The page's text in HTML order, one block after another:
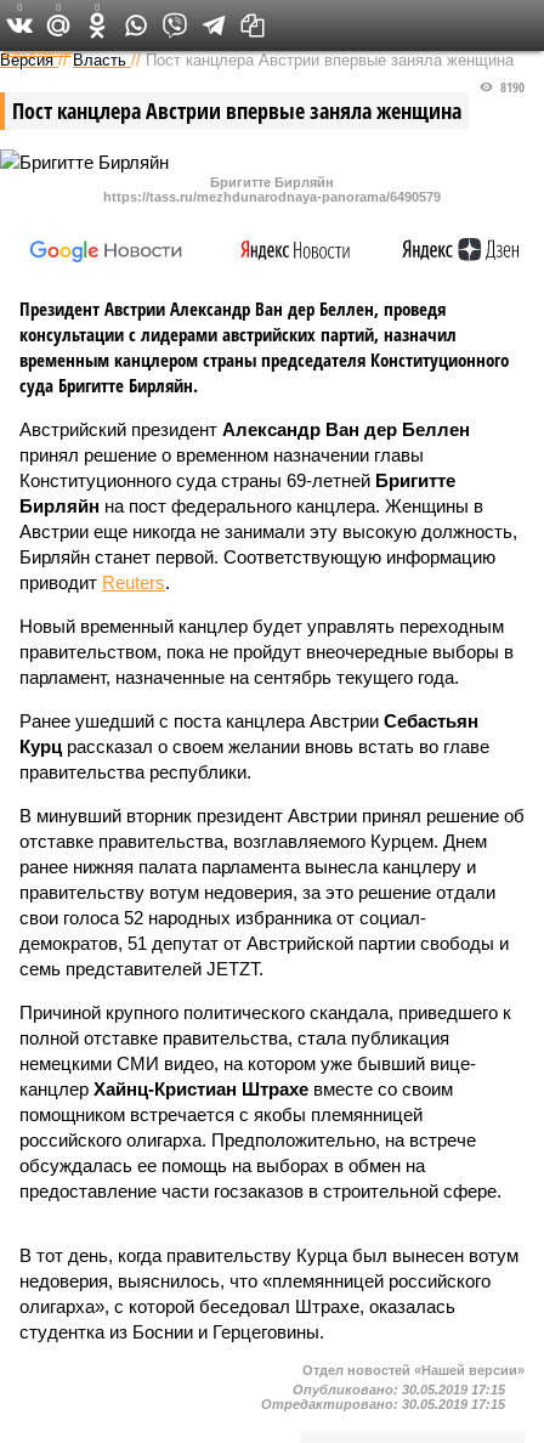
Федеральный выпуск
Версия //Власть //Пост канцлера Австрии впервые заняла женщина
Пост канцлера Австрии впервые заняла женщина
8190
Бригитте Бирляйн
https://tass.ru/mezhdunarodnaya-panorama/6490579
Президент Австрии Александр Ван дер Беллен, проведя
консультации с лидерами австрийских партий, назначил
временным канцлером страны председателя Конституционного
суда Бригитте Бирляйн.
Австрийский президент Александр Ван дер Беллен
принял решение о временном назначении главы
Конституционного суда страны 69-летней Бригитте
Бирляйн на пост федерального канцлера. Женщины в
Австрии еще никогда не занимали эту высокую должность,
Бирляйн станет первой. Соответствующую информацию
приводит Reuters.
Новый временный канцлер будет управлять переходным
правительством, пока не пройдут внеочередные выборы в
парламент, назначенные на сентябрь текущего года.
Ранее ушедший с поста канцлера Австрии Себастьян
Курц рассказал о своем желании вновь встать во главе
правительства республики.
В минувший вторник президент Австрии принял решение об
отставке правительства, возглавляемого Курцем. Днем
ранее нижняя палата парламента вынесла канцлеру и
правительству вотум недоверия, за это решение отдали
свои голоса 52 народных избранника от социал-
демократов, 51 депутат от Австрийской партии свободы и
семь представителей JETZT.
Причиной крупного политического скандала, приведшего к
полной отставке правительства, стала публикация
немецкими СМИ видео, на котором уже бывший вице-
канцлер Хайнц-Кристиан Штрахе вместе со своим
помощником встречается с якобы племянницей
российского олигарха. Предположительно, на встрече
обсуждалась ее помощь на выборах в обмен на
предоставление части госзаказов в строительной сфере.
В тот день, когда правительству Курца был вынесен вотум
недоверия, выяснилось, что «племянницей российского
олигарха», с которой беседовал Штрахе, оказалась
студентка из Боснии и Герцеговины.
0 0 0
Отдел новостей «Нашей версии»
Опубликовано: 30.05.2019 17:15
Отредактировано: 30.05.2019 17:15